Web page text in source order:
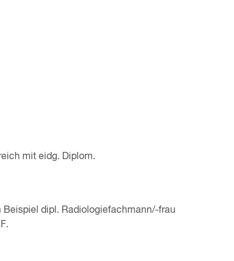
mit eidg. Diplom.
dipl. Radiologiefachmann/-frau